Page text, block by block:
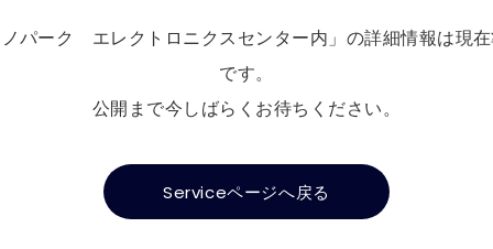
パーク エレクトロニクスセンター内」の詳細情報は現
です。
公開まで今しばらくお待ちください。
Serviceページへ戻る